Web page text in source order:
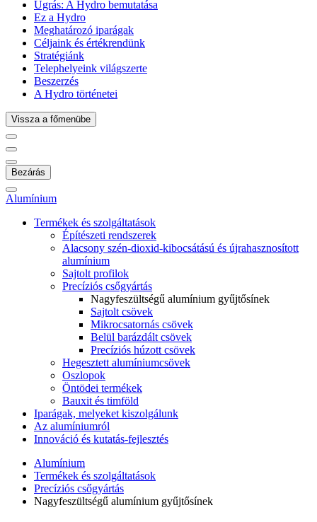
Ugrás: A Hydro bemutatása
Ez a Hydro
Meghatározó iparágak
Céljaink és értékrendünk
Stratégiánk
Telephelyeink világszerte
Beszerzés
A Hydro történetei
Vissza a főmenübe
Bezárás
Alumínium
Termékek és szolgáltatások
Építészeti rendszerek
Alacsony szén-dioxid-kibocsátású és újrahasznosított
alumínium
Sajtolt profilok
Precíziós csőgyártás
Nagyfeszültségű alumínium gyűjtősínek
Sajtolt csövek
Mikrocsatornás csövek
Belül barázdált csövek
Precíziós húzott csövek
Hegesztett alumíniumcsövek
Oszlopok
Öntödei termékek
Bauxit és timföld
Iparágak, melyeket kiszolgálunk
Az alumíniumról
Innováció és kutatás-fejlesztés
Alumínium
Termékek és szolgáltatások
Precíziós csőgyártás
Nagyfeszültségű alumínium gyűjtősínek